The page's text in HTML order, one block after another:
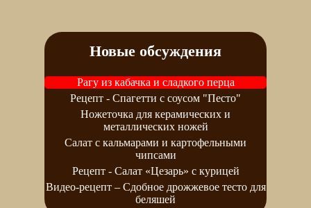
Новые обсуждения
Рагу из кабачка и сладкого перца
Рецепт - Спагетти с соусом "Песто"
Ножеточка для керамических и
металлических ножей
Салат с кальмарами и картофельными
чипсами
Рецепт - Салат «Цезарь» с курицей
Видео-рецепт – Сдобное дрожжевое тесто для
беляшей